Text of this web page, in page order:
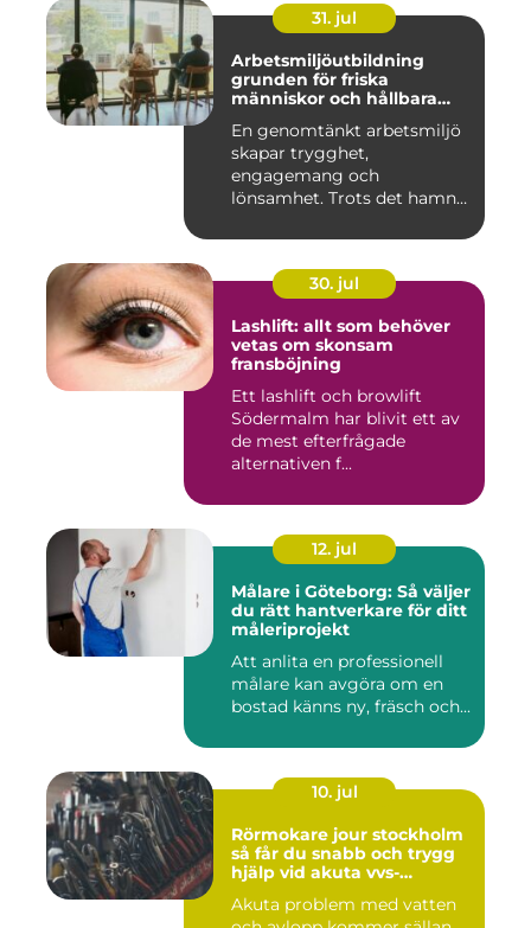
31. jul
Arbetsmiljöutbildning
grunden för friska
människor och hållbara
En genomtänkt arbetsmiljö
skapar trygghet,
engagemang och
lönsamhet. Trots det hamnar
30. jul
Lashlift: allt som behöver
vetas om skonsam
fransböjning
Ett lashlift och browlift
Södermalm har blivit ett av
de mest efterfrågade
alternativen f...
12. jul
Målare i Göteborg: Så väljer
du rätt hantverkare för ditt
måleriprojekt
Att anlita en professionell
målare kan avgöra om en
bostad känns ny, fräsch och...
10. jul
Rörmokare jour stockholm
så får du snabb och trygg
hjälp vid akuta vvs-
Akuta problem med vatten